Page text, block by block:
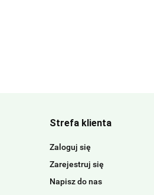
Strefa klienta
Zaloguj się
Zarejestruj się
Napisz do nas